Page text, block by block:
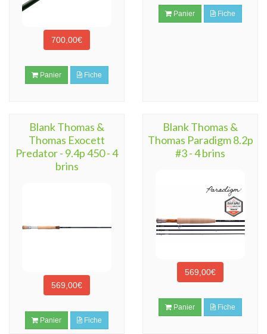
700,00€
Panier Fiche
Panier Fiche
Blank Thomas &
Thomas Exocett
Predator - 9.4p 450 - 4
brins
569,00€
Panier Fiche
Blank Thomas &
Thomas Paradigm 8.2p
#3 - 4 brins
569,00€
Panier Fiche